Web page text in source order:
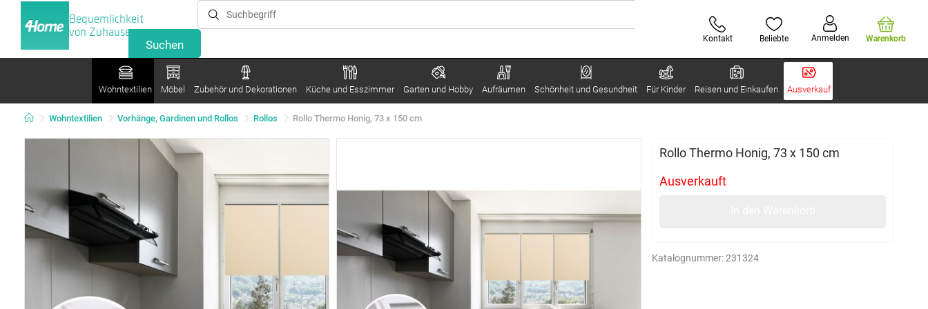
Bequemlichkeit
von Zuhause
Kontakt Beliebte Anmelden Warenkorb
Wohntextilien Möbel Zubehör und Dekorationen Küche und Esszimmer Garten und Hobby Aufräumen Schönheit und Gesundheit Für Kinder Reisen und Einkaufen Ausverkauf
Wohntextilien Vorhänge, Gardinen und Rollos Rollos Rollo Thermo Honig, 73 x 150 cm
Rollo Thermo Honig, 73 x 150 cm
Ausverkauft
Katalognummer:231324